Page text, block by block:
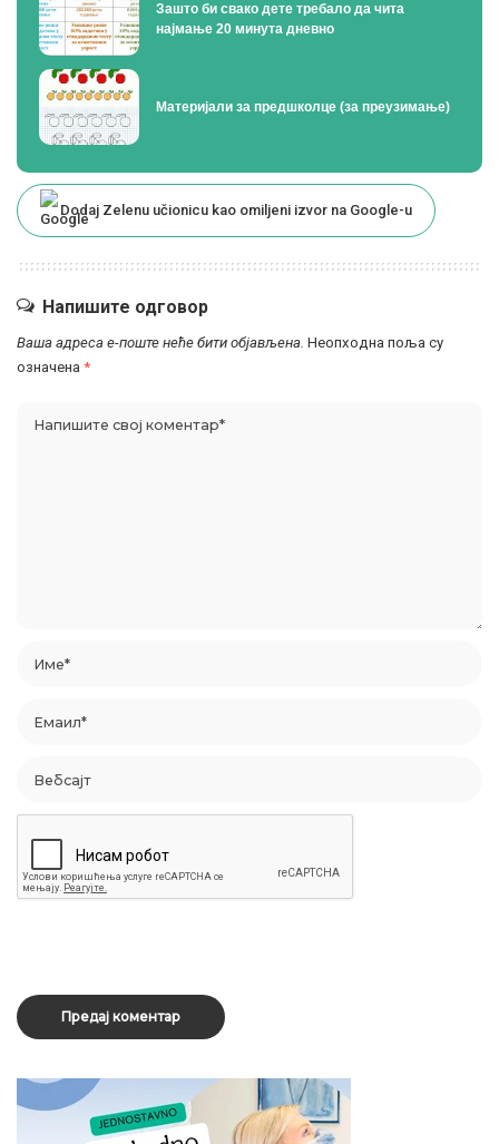
Зашто би свако дете требало да чита
најмање 20 минута дневно
Материјали за предшколце (за преузимање)
Dodaj Zelenu učionicu kao omiljeni izvor na Google-u
Напишите одговор
Ваша адреса е-поште неће бити објављена. Неопходна поља су
означена *